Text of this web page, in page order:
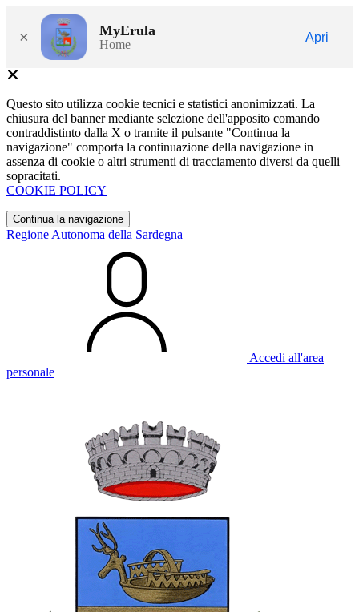
× MyErula
Home
Apri
Questo sito utilizza cookie tecnici e statistici anonimizzati. La
chiusura del banner mediante selezione dell'apposito comando
contraddistinto dalla X o tramite il pulsante "Continua la
navigazione" comporta la continuazione della navigazione in
assenza di cookie o altri strumenti di tracciamento diversi da quelli
sopracitati.
COOKIE POLICY
Continua la navigazione
Regione Autonoma della Sardegna
Accedi all'area
personale